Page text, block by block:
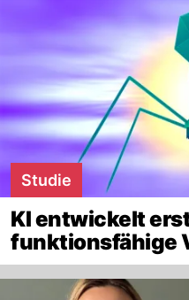
Studie
KI entwickelt
funktionsfähige